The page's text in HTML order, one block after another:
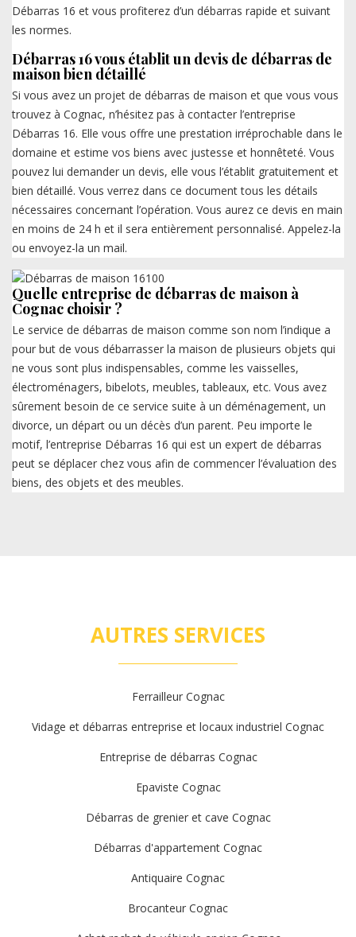
Débarras 16 et vous profiterez d’un débarras rapide et suivant
les normes.
Débarras 16 vous établit un devis de débarras de
maison bien détaillé
Si vous avez un projet de débarras de maison et que vous vous
trouvez à Cognac, n’hésitez pas à contacter l’entreprise
Débarras 16. Elle vous offre une prestation irréprochable dans le
domaine et estime vos biens avec justesse et honnêteté. Vous
pouvez lui demander un devis, elle vous l’établit gratuitement et
bien détaillé. Vous verrez dans ce document tous les détails
nécessaires concernant l’opération. Vous aurez ce devis en main
en moins de 24 h et il sera entièrement personnalisé. Appelez-la
ou envoyez-la un mail.
Quelle entreprise de débarras de maison à
Cognac choisir ?
Le service de débarras de maison comme son nom l’indique a
pour but de vous débarrasser la maison de plusieurs objets qui
ne vous sont plus indispensables, comme les vaisselles,
électroménagers, bibelots, meubles, tableaux, etc. Vous avez
sûrement besoin de ce service suite à un déménagement, un
divorce, un départ ou un décès d’un parent. Peu importe le
motif, l’entreprise Débarras 16 qui est un expert de débarras
peut se déplacer chez vous afin de commencer l’évaluation des
biens, des objets et des meubles.
AUTRES SERVICES
Ferrailleur Cognac
Vidage et débarras entreprise et locaux industriel Cognac
Entreprise de débarras Cognac
Epaviste Cognac
Débarras de grenier et cave Cognac
Débarras d'appartement Cognac
Antiquaire Cognac
Brocanteur Cognac